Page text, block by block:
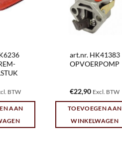
BTW
AAN
art.nr. HK41383
OPVOERPOMP
€22,90 Excl. BTW
TOEVOEGEN AAN
WINKELWAGEN